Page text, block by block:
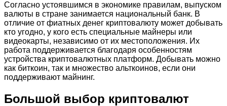
Согласно устоявшимся в экономике правилам, выпуском
валюты в стране занимается национальный банк. В
отличие от фиатных денег криптовалюту может добывать
кто угодно, у кого есть специальные майнеры или
видеокарты, независимо от их местоположения. Их
работа поддерживается благодаря особенностям
устройства криптовалютных платформ. Добывать можно
как биткоин, так и множество альткоинов, если они
поддерживают майнинг.
Большой выбор криптовалют